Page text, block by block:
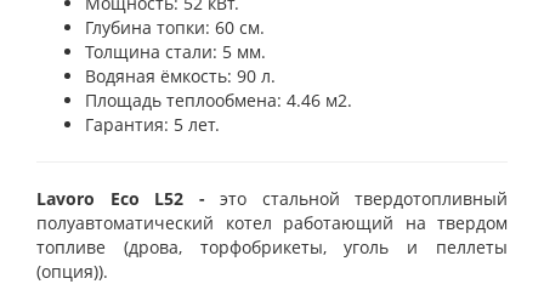
Глубина топки: 60 см.
Толщина стали: 5 мм.
Водяная ёмкость: 90 л.
Площадь теплообмена: 4.46 м2.
Гарантия: 5 лет.
Lavoro Eco L52 - это стальной твердотопливный
полуавтоматический котел работающий на твердом
топливе (дрова, торфобрикеты, уголь и пеллеты
(опция)).